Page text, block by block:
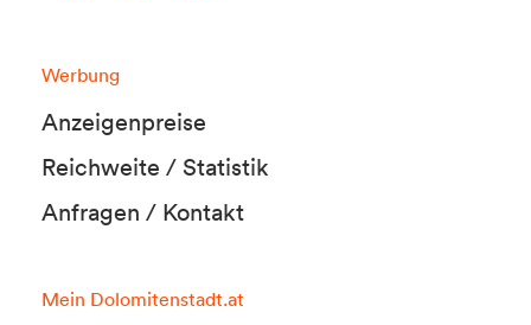
Werbung
Anzeigenpreise
Reichweite / Statistik
Anfragen / Kontakt
Mein Dolomitenstadt.at